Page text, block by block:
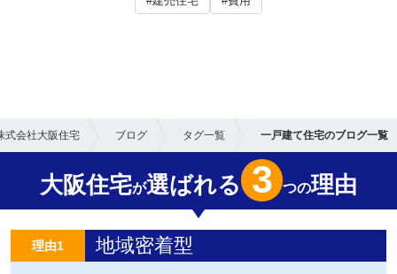
式会社大阪住宅 ブログ タグ一覧 一戸建て住宅のブログ一覧
大阪住宅が選ばれる 3 つの理由
理由1 地域密着型